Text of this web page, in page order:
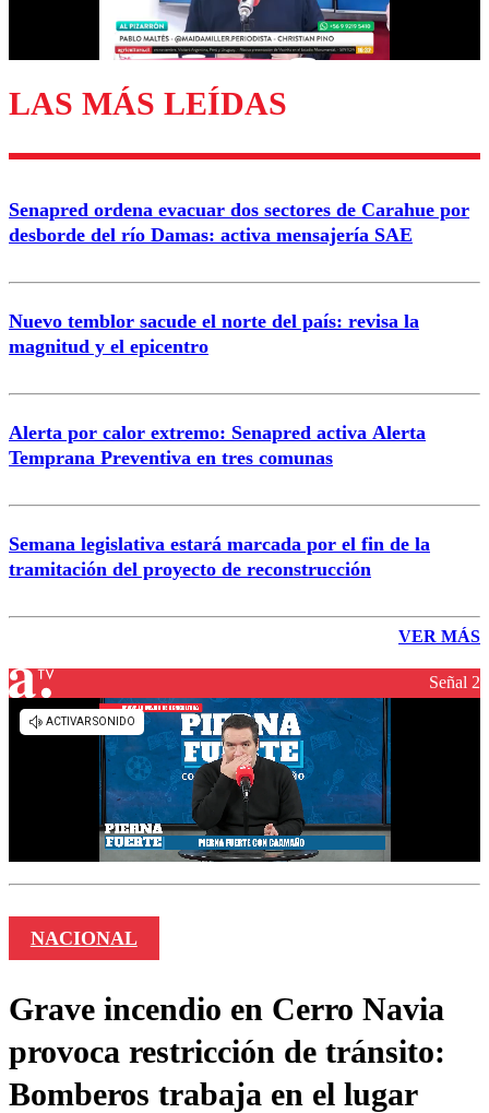
Enviar comentario
LAS MÁS LEÍDAS
Senapred ordena evacuar dos sectores de Carahue por
desborde del río Damas: activa mensajería SAE
Nuevo temblor sacude el norte del país: revisa la
magnitud y el epicentro
Alerta por calor extremo: Senapred activa Alerta
Temprana Preventiva en tres comunas
Semana legislativa estará marcada por el fin de la
tramitación del proyecto de reconstrucción
VER MÁS
Señal 2
NACIONAL
Grave incendio en Cerro Navia
provoca restricción de tránsito:
Bomberos trabaja en el lugar